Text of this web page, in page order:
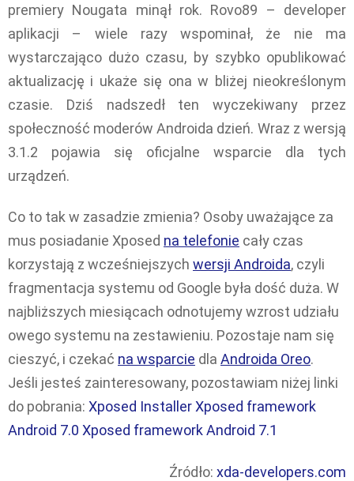
premiery Nougata minął rok. Rovo89 – developer
aplikacji – wiele razy wspominał, że nie ma
wystarczająco dużo czasu, by szybko opublikować
aktualizację i ukaże się ona w bliżej nieokreślonym
czasie. Dziś nadszedł ten wyczekiwany przez
społeczność moderów Androida dzień. Wraz z wersją
3.1.2 pojawia się oficjalne wsparcie dla tych
urządzeń.
Co to tak w zasadzie zmienia? Osoby uważające za
mus posiadanie Xposed na telefonie cały czas
korzystają z wcześniejszych wersji Androida, czyli
fragmentacja systemu od Google była dość duża. W
najbliższych miesiącach odnotujemy wzrost udziału
owego systemu na zestawieniu. Pozostaje nam się
cieszyć, i czekać na wsparcie dla Androida Oreo.
Jeśli jesteś zainteresowany, pozostawiam niżej linki
do pobrania: Xposed InstallerXposed framework
Android 7.0 Xposed framework Android 7.1
Źródło: xda-developers.com